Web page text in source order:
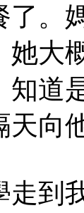
了。
她大
知道
天向
走到